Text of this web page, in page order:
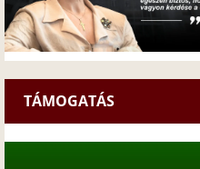
TÁMOGATÁS